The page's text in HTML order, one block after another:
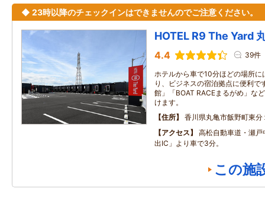
◆ 23時以降のチェックインはできませんのでご注意ください。
HOTEL R9 The Yard
4.4 39件
ホテルから車で10分ほどの場所
り、ビジネスの宿泊拠点に便利で
館」「BOAT RACEまるがめ」な
けます。
住所
香川県丸亀市飯野町東分
アクセス
高松自動車道・瀬
出IC」より車で3分。
この施